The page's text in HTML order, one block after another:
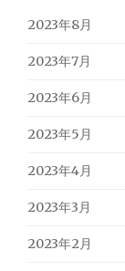
2023年8月
2023年7月
2023年6月
2023年5月
2023年4月
2023年3月
2023年2月